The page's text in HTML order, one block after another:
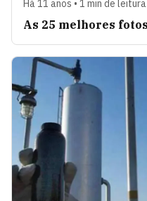
Há 11 anos • 1 min de leitura
As 25 melhores